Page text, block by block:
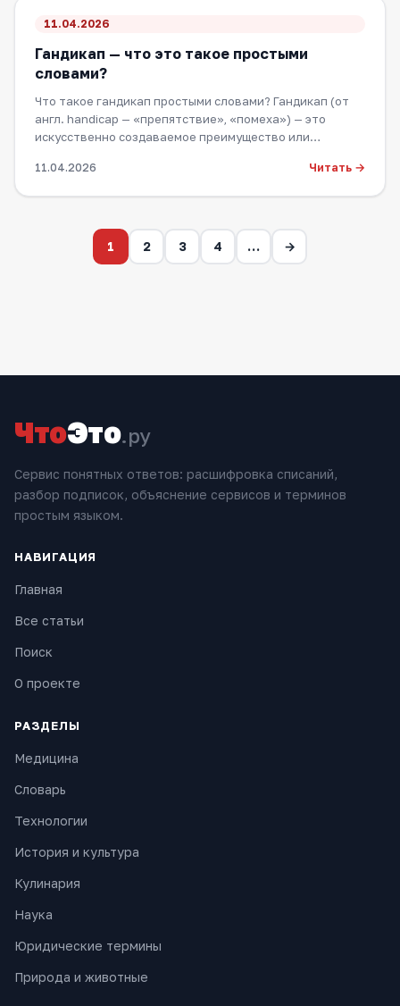
11.04.2026
Гандикап — что это такое простыми
словами?
Что такое гандикап простыми словами? Гандикап (от
англ. handicap — «препятствие», «помеха») — это
искусственно создаваемое преимущество или…
11.04.2026 Читать →
1 2 3 4 … →
ЧтоЭто.ру
Сервис понятных ответов: расшифровка списаний,
разбор подписок, объяснение сервисов и терминов
простым языком.
НАВИГАЦИЯ
Главная
Все статьи
Поиск
О проекте
РАЗДЕЛЫ
Медицина
Словарь
Технологии
История и культура
Кулинария
Наука
Юридические термины
Природа и животные